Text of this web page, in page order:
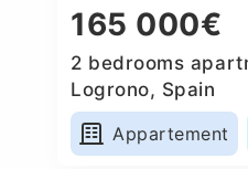
165 000€
2 bedrooms
Logrono, Spain
Appartement